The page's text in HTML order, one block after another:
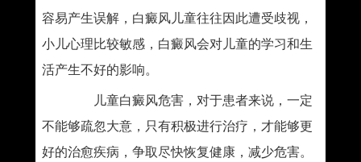
容易产生误解，白癜风儿童往往因此遭受歧视，
小儿心理比较敏感，白癜风会对儿童的学习和生
活产生不好的影响。
儿童白癜风危害，对于患者来说，一定
不能够疏忽大意，只有积极进行治疗，才能够更
好的治愈疾病，争取尽快恢复健康，减少危害。